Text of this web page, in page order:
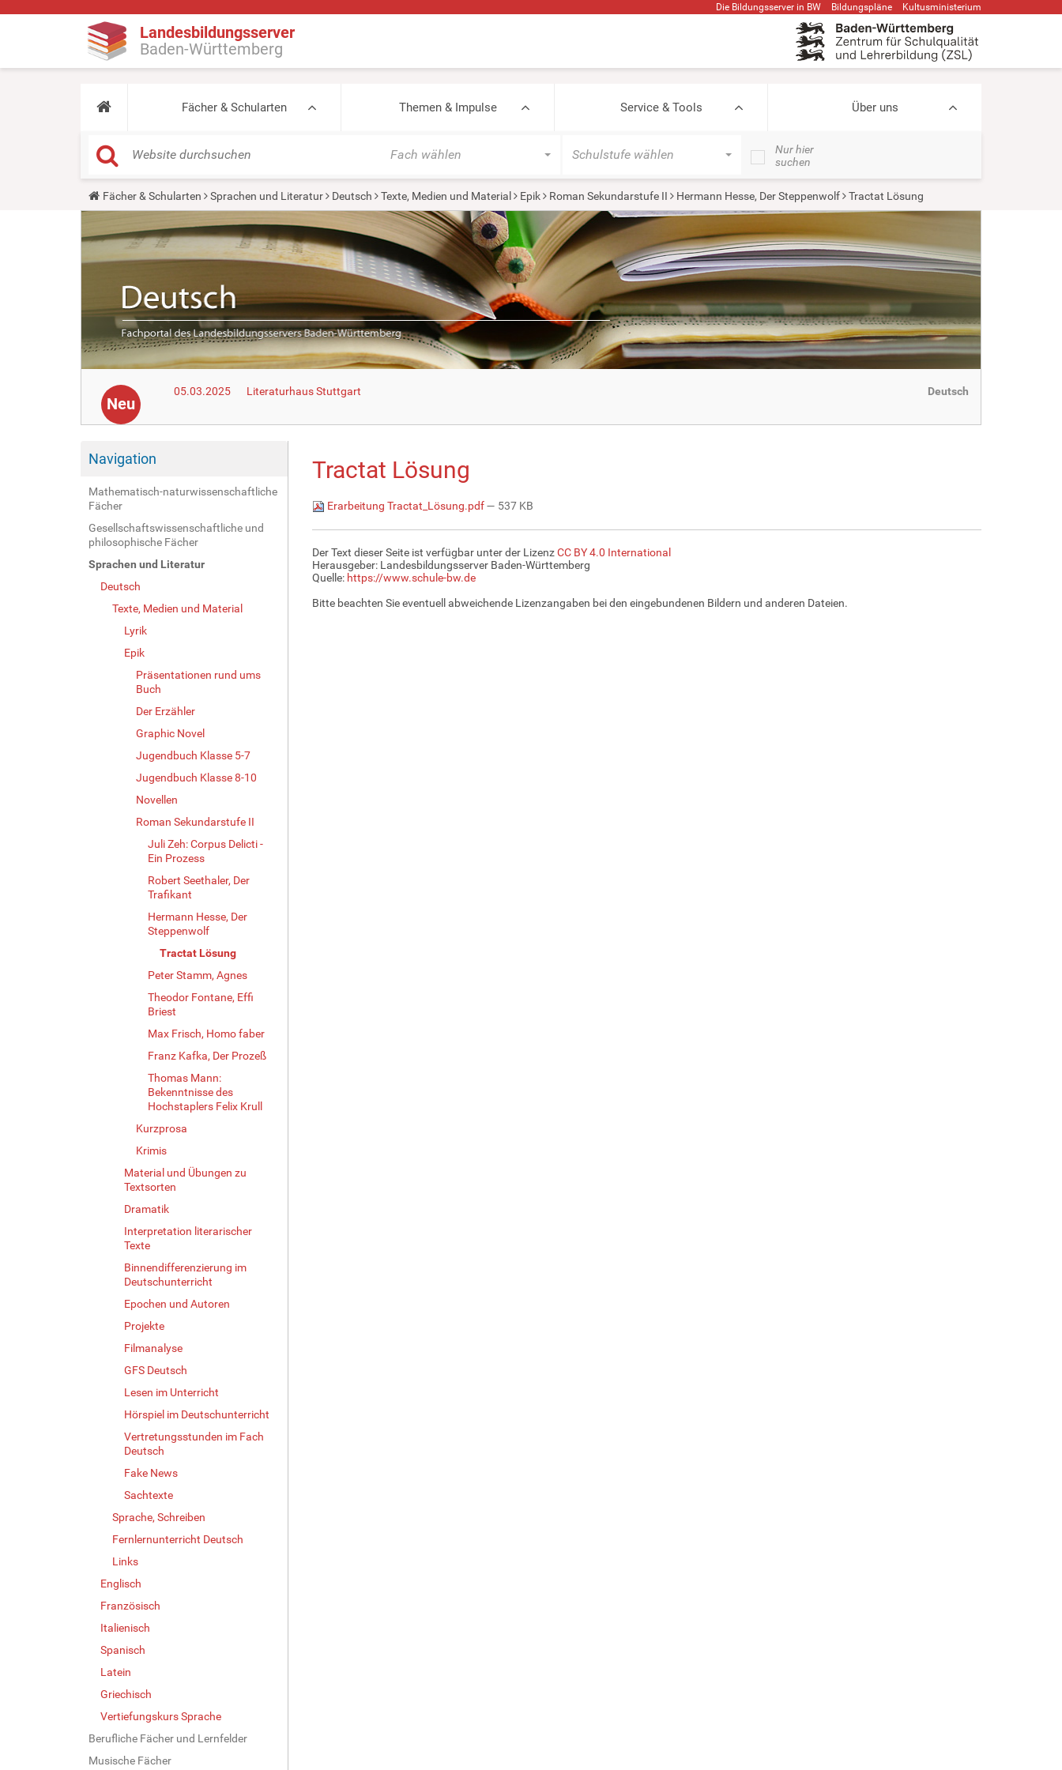
Die Bildungsserver in BW Bildungspläne Kultusministerium
Landesbildungsserver
Baden-Württemberg
Fächer & Schularten Themen & Impulse Service & Tools Über uns
Fach wählen Schulstufe wählen
Nur hier
suchen
Y
o
a
r
e
Fächer & Schularten Sprachen und Literatur Deutsch Texte, Medien und Material Epik Roman Sekundarstufe II Hermann Hesse, Der Steppenwolf Tractat Lösung
Neu
05.03.2025 Literaturhaus Stuttgart Deutsch
Navigation
Mathematisch-naturwissenschaftliche
Fächer
Gesellschaftswissenschaftliche und
philosophische Fächer
Sprachen und Literatur
Deutsch
Texte, Medien und Material
Lyrik
Epik
Präsentationen rund ums
Buch
Der Erzähler
Graphic Novel
Jugendbuch Klasse 5-7
Jugendbuch Klasse 8-10
Novellen
Roman Sekundarstufe II
Juli Zeh: Corpus Delicti -
Ein Prozess
Robert Seethaler, Der
Trafikant
Hermann Hesse, Der
Steppenwolf
Tractat Lösung
Peter Stamm, Agnes
Theodor Fontane, Effi
Briest
Max Frisch, Homo faber
Franz Kafka, Der Prozeß
Thomas Mann:
Bekenntnisse des
Hochstaplers Felix Krull
Kurzprosa
Krimis
Material und Übungen zu
Textsorten
Dramatik
Interpretation literarischer
Texte
Binnendifferenzierung im
Deutschunterricht
Epochen und Autoren
Projekte
Filmanalyse
GFS Deutsch
Lesen im Unterricht
Hörspiel im Deutschunterricht
Vertretungsstunden im Fach
Deutsch
Fake News
Sachtexte
Sprache, Schreiben
Fernlernunterricht Deutsch
Links
Englisch
Französisch
Italienisch
Spanisch
Latein
Griechisch
Vertiefungskurs Sprache
Berufliche Fächer und Lernfelder
Musische Fächer
Tractat Lösung
Erarbeitung Tractat_Lösung.pdf— 537 KB
Der Text dieser Seite ist verfügbar unter der LizenzCC BY 4.0 International
Herausgeber: Landesbildungsserver Baden-Württemberg
Quelle: https://www.schule-bw.de
Bitte beachten Sie eventuell abweichende Lizenzangaben bei den eingebundenen Bildern und anderen Dateien.